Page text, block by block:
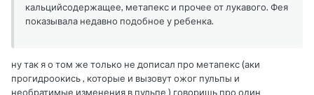
кальцийсодержащее, метапекс и прочее от лукавого. Фея
показывала недавно подобное у ребенка.
ну так я о том же только не дописал про метапекс (аки
прогидроокись , которые и вызовут ожог пульпы и
необратимые изменения в пульпе ) говоришь про один